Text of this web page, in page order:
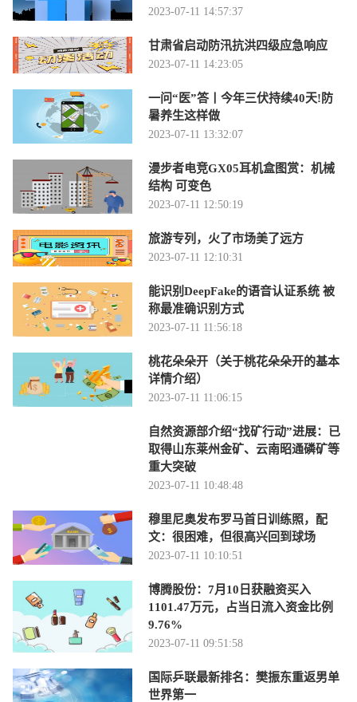
2023-07-11 14:57:37
甘肃省启动防汛抗洪四级应急响应
2023-07-11 14:23:05
一问“医”答丨今年三伏持续40天!防
暑养生这样做
2023-07-11 13:32:07
漫步者电竞GX05耳机盒图赏：机械
结构 可变色
2023-07-11 12:50:19
旅游专列，火了市场美了远方
2023-07-11 12:10:31
能识别DeepFake的语音认证系统 被
称最准确识别方式
2023-07-11 11:56:18
桃花朵朵开（关于桃花朵朵开的基本
详情介绍）
2023-07-11 11:06:15
自然资源部介绍“找矿行动”进展：已
取得山东莱州金矿、云南昭通磷矿等
重大突破
2023-07-11 10:48:48
穆里尼奥发布罗马首日训练照，配
文：很困难，但很高兴回到球场
2023-07-11 10:10:51
博腾股份：7月10日获融资买入
1101.47万元，占当日流入资金比例
9.76%
2023-07-11 09:51:58
国际乒联最新排名：樊振东重返男单
世界第一